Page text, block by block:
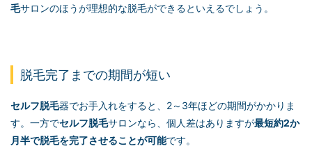
毛サロンのほうが理想的な脱毛ができるといえるでしょう。
脱毛完了までの期間が短い
セルフ脱毛器でお手入れをすると、2～3年ほどの期間がかかりま
す。一方でセルフ脱毛サロンなら、個人差はありますが最短約2か
月半で脱毛を完了させることが可能です。